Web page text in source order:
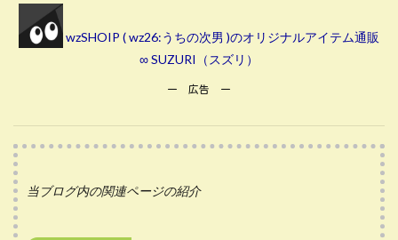
wzSHOIP ( wz26:うちの次男 )のオリジナルアイテム通販
∞ SUZURI（スズリ）
ー 広告 ー
当ブログ内の関連ページの紹介